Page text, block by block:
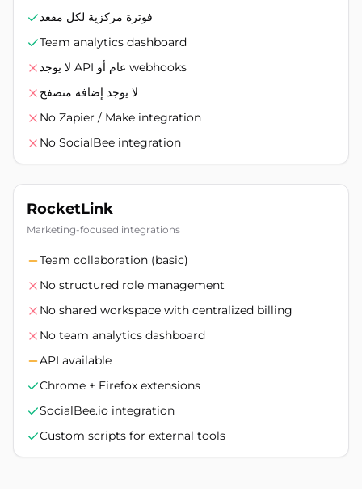
فوترة مركزية لكل مقعد
Team analytics dashboard
لا يوجد API عام أو webhooks
لا يوجد إضافة متصفح
No Zapier / Make integration
No SocialBee integration
RocketLink
Marketing-focused integrations
Team collaboration (basic)
No structured role management
No shared workspace with centralized billing
No team analytics dashboard
API available
Chrome + Firefox extensions
SocialBee.io integration
Custom scripts for external tools